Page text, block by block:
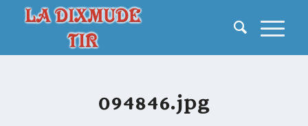
094846.jpg